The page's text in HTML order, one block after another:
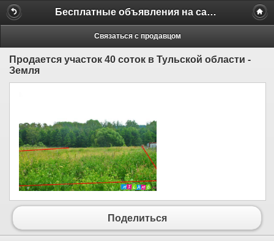
Бесплатные объявления на сайте MILAMO.ru
Связаться с продавцом
Продается участок 40 соток в Тульской области -
Земля
Поделиться